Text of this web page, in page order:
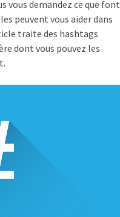
vous demandez ce que font
peuvent vous aider dans
traite des hashtags
dont vous pouvez les